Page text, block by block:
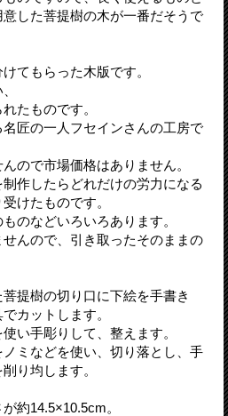
した菩提樹の木が一番だそうで
てもらった木版です。
たものです。
匠の一人フセインさんの工房で
ので市場価格はありません。
作したらどれだけの労力になる
けたものです。
のなどいろいろあります。
んので、引き取ったそのままの
提樹の切り口に下絵を手書き
カットします。
い手彫りして、整えます。
ミなどを使い、切り落とし、手
り均します。
約14.5×10.5cm。